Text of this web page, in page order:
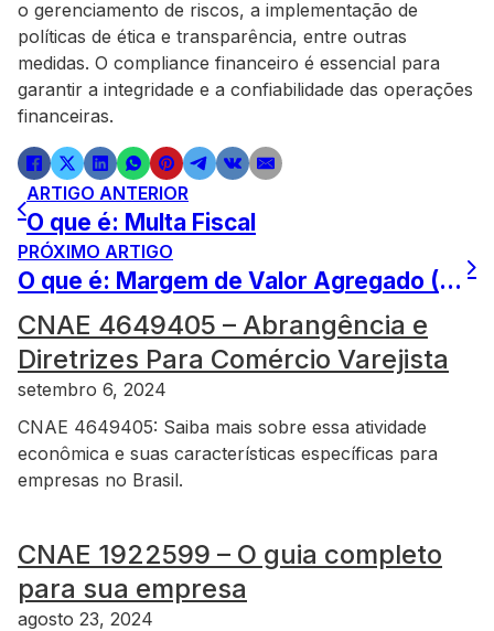
o gerenciamento de riscos, a implementação de
políticas de ética e transparência, entre outras
medidas. O compliance financeiro é essencial para
garantir a integridade e a confiabilidade das operações
financeiras.
ARTIGO ANTERIOR
O que é: Multa Fiscal
PRÓXIMO ARTIGO
O que é: Margem de Valor Agregado (MVA)
CNAE 4649405 – Abrangência e
Diretrizes Para Comércio Varejista
setembro 6, 2024
CNAE 4649405: Saiba mais sobre essa atividade
econômica e suas características específicas para
empresas no Brasil.
CNAE 1922599 – O guia completo
para sua empresa
agosto 23, 2024